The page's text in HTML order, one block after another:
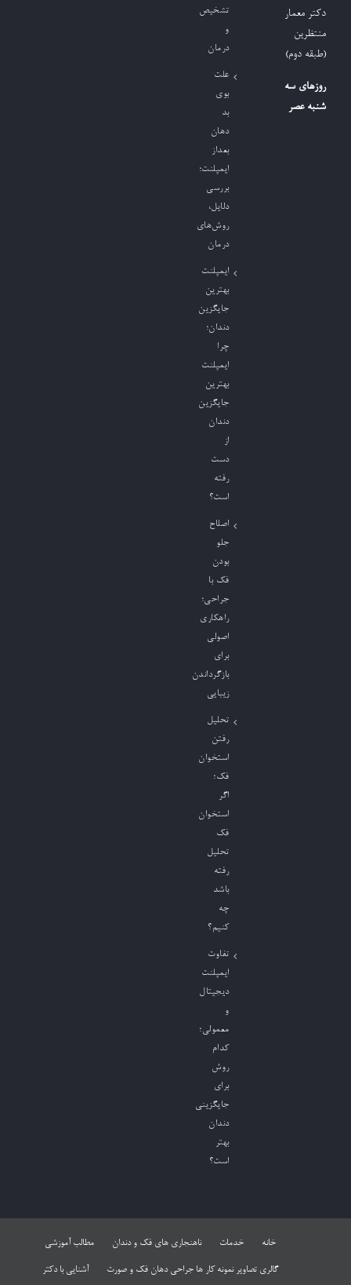
دکتر معمار
منتظرین
(طبقه دوم)
روزهای سه
شنبه عصر
تشخیص
و
درمان
علت
بوی
بد
دهان
بعداز
ایمپلنت؛
بررسی
دلایل،
روش‌های
درمان
ایمپلنت
بهترین
جایگزین
دندان؛
چرا
ایمپلنت
بهترین
جایگزین
دندان
از
دست
رفته
است؟
اصلاح
جلو
بودن
فک با
جراحی؛
راهکاری
اصولی
برای
بازگرداندن
زیبایی
تحلیل
رفتن
استخوان
فک؛
اگر
استخوان
فک
تحلیل
رفته
باشد
چه
کنیم؟
تفاوت
ایمپلنت
دیجیتال
و
معمولی؛
کدام
روش
برای
جایگزینی
دندان
بهتر
است؟
خانه خدمات ناهنجاری های فک و دندان مطالب آموزشی
گالری تصاویر نمونه کار ها جراحی دهان فک و صورت آشنایی با دکتر